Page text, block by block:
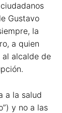
Gustavo
la
a quien
al alcalde de
a la salud
y no a las